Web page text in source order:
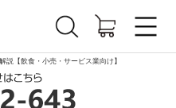
説【飲食・小売・サービス業向け】